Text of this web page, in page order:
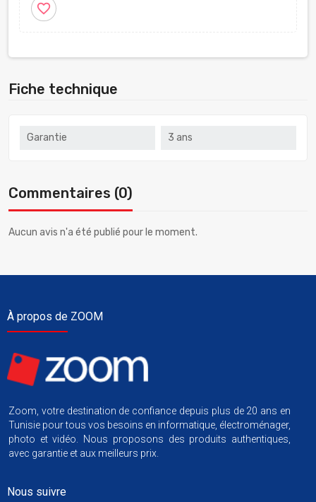
favorite_border
Fiche technique
Garantie 3 ans
Commentaires (0)
Aucun avis n'a été publié pour le moment.
À propos de ZOOM
Zoom, votre destination de confiance depuis plus de 20 ans en
Tunisie pour tous vos besoins en informatique, électroménager,
photo et vidéo. Nous proposons des produits authentiques,
avec garantie et aux meilleurs prix.
Nous suivre